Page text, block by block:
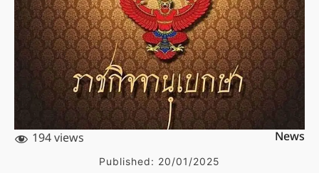
194 views News
Published: 20/01/2025